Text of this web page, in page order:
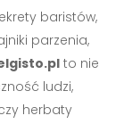
baristów,
parzenia,
to nie
ludzi,
herbaty